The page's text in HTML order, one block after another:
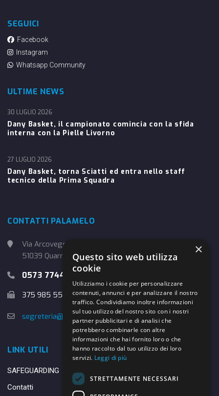
SEGUICI
Facebook
Instagram
Whatsapp Community
ULTIME NEWS
Dany Basket, il campionato comincia con la sfida
interna con la Pielle Livorno
30 LUGLIO 2026
Dany Basket, torna Sciatti ed entra nello staff
tecnico della Prima Squadra
27 LUGLIO 2026
CONTATTI PALAMELO
Via Arcoveggio, 4
51039 Quarrata (PT)
0573 774457
375 985 5526
segreteria@danybasket.it
LINK UTILI
SAFEGUARDING
Contatti
×
Questo sito web utilizza
cookie
Utilizziamo i cookie per personalizzare
contenuti, annunci e per analizzare il nostro
traffico. Condividiamo inoltre informazioni
sul tuo utilizzo del nostro sito con i nostri
partner pubblicitari e di analisi che
potrebbero combinarle con altre
informazioni che hai fornito loro o che
hanno raccolto dal tuo utilizzo dei loro
servizi. Leggi di più
STRETTAMENTE NECESSARI